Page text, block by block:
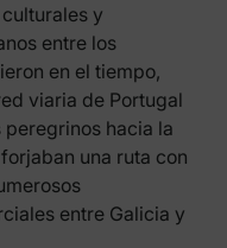
y
entre los
en el tiempo,
viaria de Portugal
hacia la
una ruta con
entre Galicia y